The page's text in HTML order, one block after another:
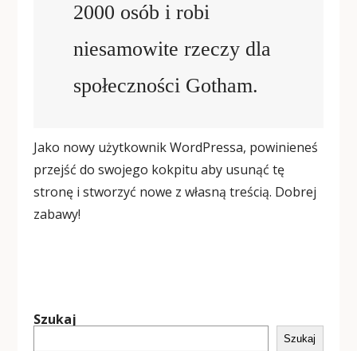
2000 osób i robi
niesamowite rzeczy dla
społeczności Gotham.
Jako nowy użytkownik WordPressa, powinieneś
przejść doswojego kokpitu aby usunąć tę
stronę i stworzyć nowe z własną treścią. Dobrej
zabawy!
Szukaj
Szukaj